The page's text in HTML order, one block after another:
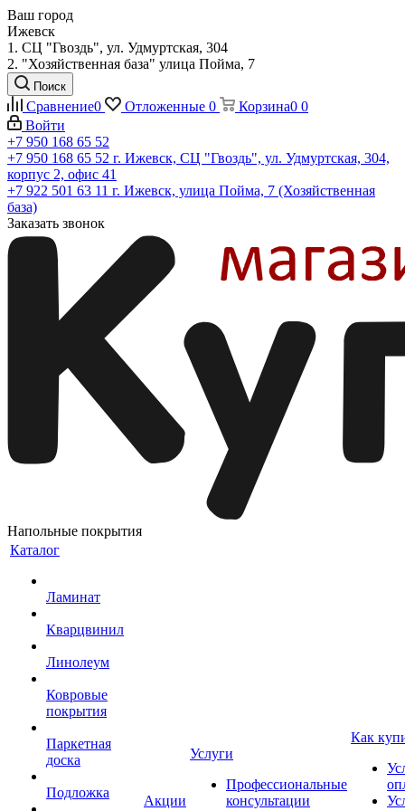
Ваш город
Ижевск
1. СЦ "Гвоздь", ул. Удмуртская, 304
2. "Хозяйственная база" улица Пойма, 7
Поиск
Сравнение0 Отложенные 0 Корзина0 0
Войти
+7 950 168 65 52
+7 950 168 65 52 г. Ижевск, СЦ "Гвоздь", ул. Удмуртская, 304,
корпус 2, офис 41
+7 922 501 63 11 г. Ижевск, улица Пойма, 7 (Хозяйственная
база)
Заказать звонок
Напольные покрытия
Каталог
Ламинат
Кварцвинил
Линолеум
Ковровые
покрытия
Паркетная
доска
Подложка
Акции
Услуги
Профессиональные
консультации
Как